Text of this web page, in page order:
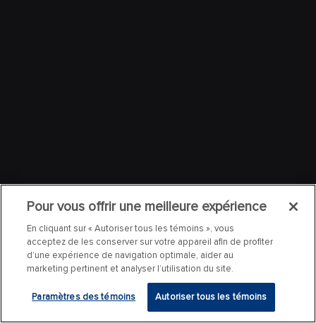
Pour vous offrir une meilleure expérience
En cliquant sur « Autoriser tous les témoins », vous
acceptez de les conserver sur votre appareil afin de profiter
d’une expérience de navigation optimale, aider au
marketing pertinent et analyser l’utilisation du site.
Paramètres des témoins Autoriser tous les témoins